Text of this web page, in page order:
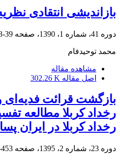
بازاندیشی انتقادی
دوره 41، شماره 1، 1390، صفحه 39-58
محمد توحیدفام
مشاهده مقاله
اصل مقاله 302.26 K
بازگشت قرائت فدیه‌ای
رخداد کربلا مطالعه
رخداد کربلا در ایران
دوره 23، شماره 2، 1395، صفحه 453-481